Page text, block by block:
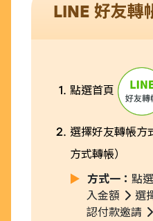
LINE 好友轉
點選首頁
選擇好友轉帳方
方式轉帳）
方式一： 點
入金額
選
認付款邀請